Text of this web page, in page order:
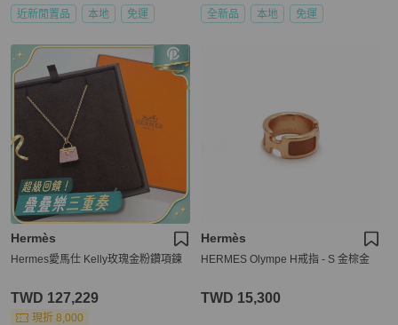
近新閒置品 本地 免運 全新品 本地 免運
Hermès
Hermes愛馬仕 Kelly玫瑰金粉鑽項鍊
TWD 127,229
現折 8,000
Hermès
HERMES Olympe H戒指 - S 金棕金
TWD 15,300